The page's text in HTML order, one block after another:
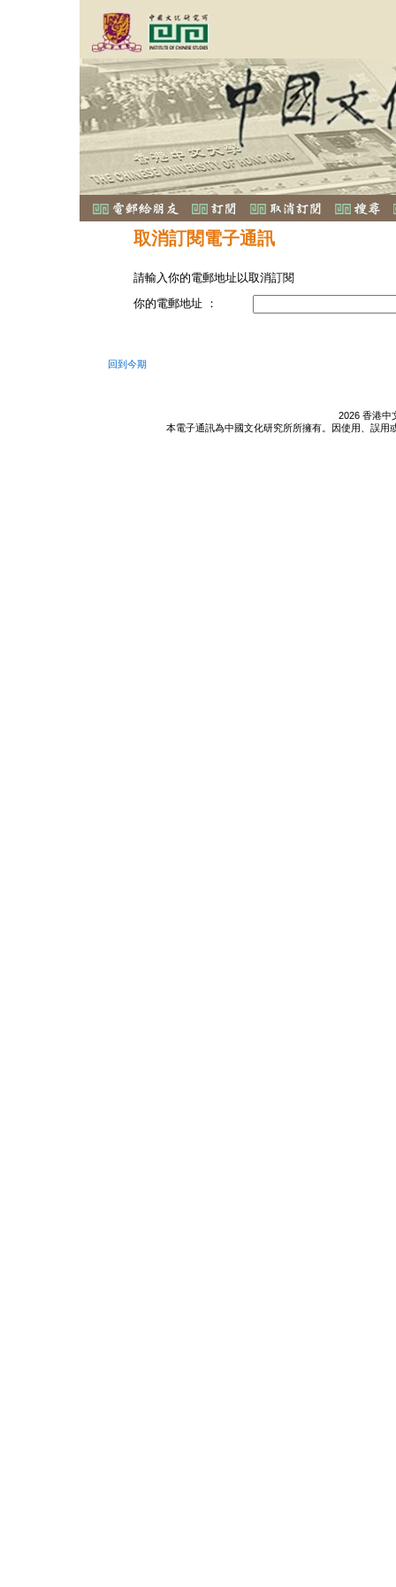
取消訂閱電子通訊
請輸入你的電郵地址以取消訂閱
你的電郵地址 ：
回到今期
2026 香港中
本電子通訊為中國文化研究所所擁有。因使用、誤